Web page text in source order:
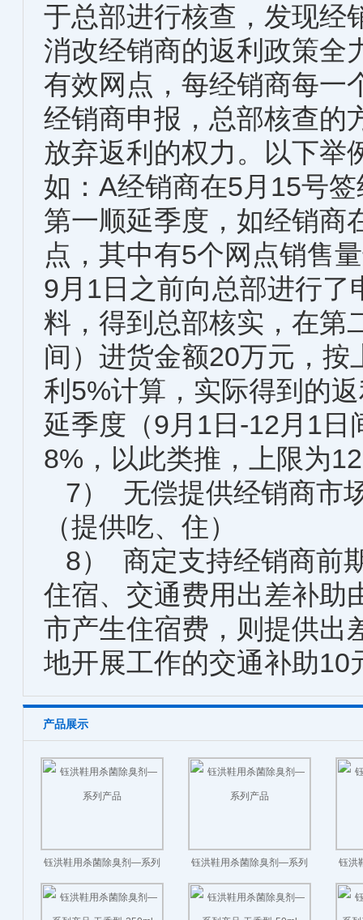
于总部进行核查，发现经
消改经销商的返利政策全
有效网点，每经销商每一
经销商申报，总部核查的
放弃返利的权力。以下举
如：A经销商在5月15号
第一顺延季度，如经销商
点，其中有5个网点销售
9月1日之前向总部进行
料，得到总部核实，在第
间）进货金额20万元，
利5%计算，实际得到的
延季度（9月1日-12月1
8%，以此类推，上限为
7） 无偿提供经销商市
（提供吃、住）
8） 商定支持经销商前
住宿、交通费用出差补助
市产生住宿费，则提供出
地开展工作的交通补助10
产品展示
钰洪鞋用杀菌除臭剂—系列
产品
钰洪鞋用杀菌除臭剂—系列
产品
钰洪